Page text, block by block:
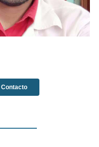
Contacto